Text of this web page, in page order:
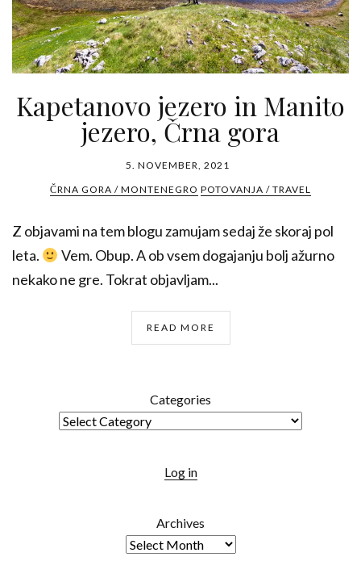
Kapetanovo jezero in Manito
jezero, Črna gora
5. NOVEMBER, 2021
ČRNA GORA / MONTENEGRO POTOVANJA / TRAVEL
Z objavami na tem blogu zamujam sedaj že skoraj pol
leta.
Vem. Obup. A ob vsem dogajanju bolj ažurno
nekako ne gre. Tokrat objavljam...
READ MORE
Categories
Log in
Archives